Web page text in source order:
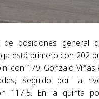
posiciones general
está primero con 202
con 179. Gonzalo
seguido por la
117,5. En la quinta